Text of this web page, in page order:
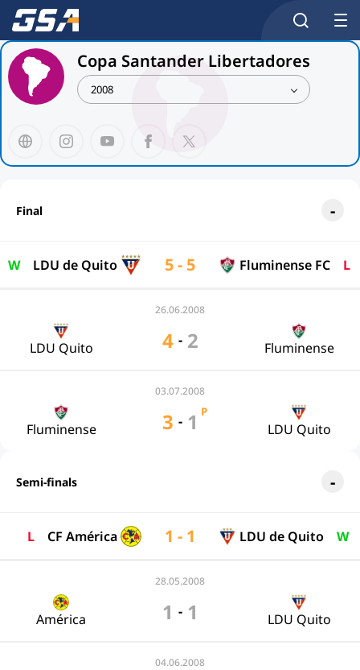
Copa Santander Libertadores
2008
Final
W LDU de Quito 5 - 5 Fluminense FC L
26.06.2008
LDU Quito 4 - 2 Fluminense
03.07.2008
Fluminense 3 - 1 P
LDU Quito
Semi-finals
L CF América 1 - 1 LDU de Quito W
28.05.2008
América 1 - 1 LDU Quito
04.06.2008